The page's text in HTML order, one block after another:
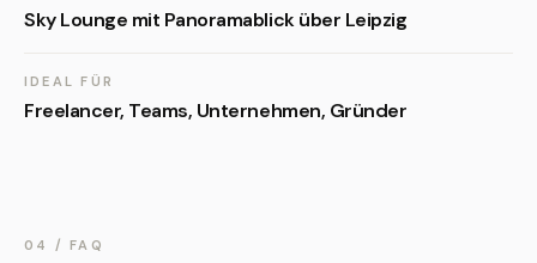
Sky Lounge mit Panoramablick über Leipzig
IDEAL FÜR
Freelancer, Teams, Unternehmen, Gründer
04 / FAQ